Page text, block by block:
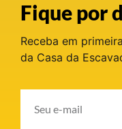
Fique por
Receba em
da Casa da